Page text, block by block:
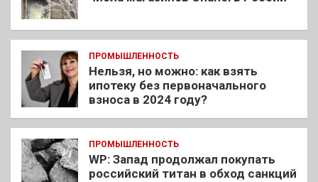
ПРОМЫШЛЕННОСТЬ
Нельзя, но можно: как взять
ипотеку без первоначального
взноса в 2024 году?
ПРОМЫШЛЕННОСТЬ
WP: Запад продолжал покупать
российский титан в обход санкций